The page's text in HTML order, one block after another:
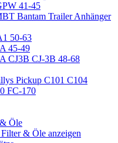
41-45
Bantam Trailer Anhänger
50-63
45-49
CJ3B CJ-3B 48-68
Pickup C101 C104
FC-170
Öle
& Öle anzeigen